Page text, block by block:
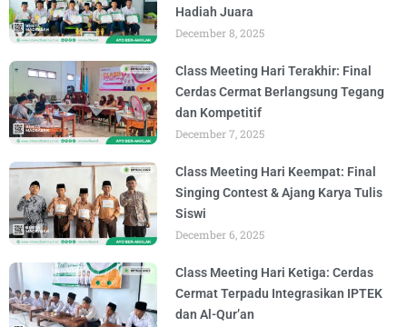
Hadiah Juara
December 8, 2025
Class Meeting Hari Terakhir: Final
Cerdas Cermat Berlangsung Tegang
dan Kompetitif
December 7, 2025
Class Meeting Hari Keempat: Final
Singing Contest & Ajang Karya Tulis
Siswi
December 6, 2025
Class Meeting Hari Ketiga: Cerdas
Cermat Terpadu Integrasikan IPTEK
dan Al-Qur’an